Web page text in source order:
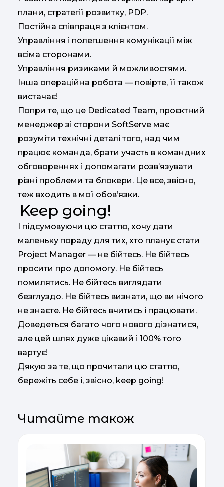
плани, стратегії розвитку, PDP.
Постійна співпраця з клієнтом.
Управління і полегшення комунікації між
всіма сторонами.
Управління ризиками й можливостями.
Інша операційна робота — повірте, її також
вистачає!
Попри те, що це Dedicated Team, проєктний
менеджер зі сторони SoftServe має
розуміти технічні деталі того, над чим
працює команда, брати участь в командних
обговореннях і допомагати розв’язувати
різні проблеми та блокери. Це все, звісно,
теж входить в мої обов’язки.
Keep going!
І підсумовуючи цю статтю, хочу дати
маленьку пораду для тих, хто планує стати
Project Manager — не бійтесь. Не бійтесь
просити про допомогу. Не бійтесь
помилятись. Не бійтесь виглядати
безглуздо. Не бійтесь визнати, що ви нічого
не знаєте. Не бійтесь вчитись і працювати.
Доведеться багато чого нового дізнатися,
але цей шлях дуже цікавий і 100% того
вартує!
Дякую за те, що прочитали цю статтю,
бережіть себе і, звісно, keep going!
Читайте також